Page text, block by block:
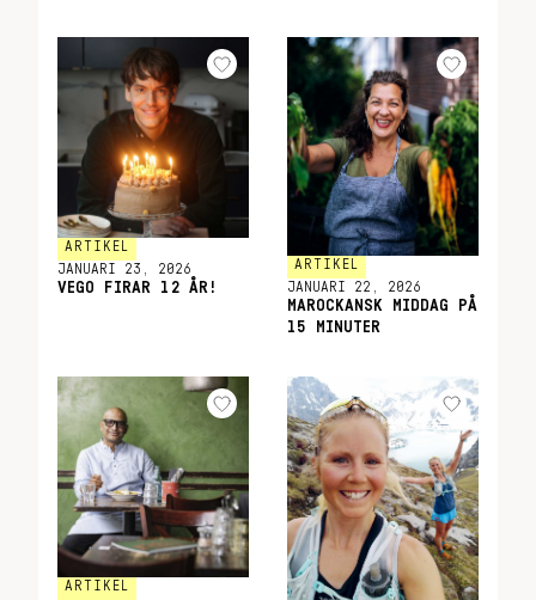
ARTIKEL
JANUARI 23, 2026
VEGO FIRAR 12 ÅR!
ARTIKEL
JANUARI 22, 2026
MAROCKANSK MIDDAG PÅ
15 MINUTER
ARTIKEL